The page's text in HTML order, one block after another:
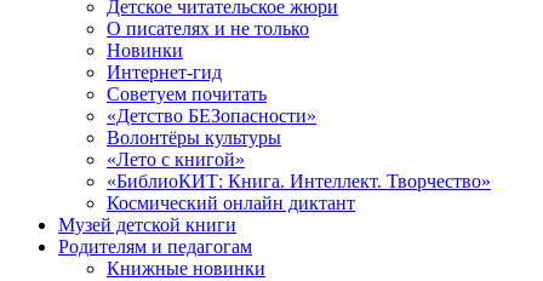
Детское читательское жюри
О писателях и не только
Новинки
Интернет-гид
Советуем почитать
«Детство БЕЗопасности»
Волонтёры культуры
«Лето с книгой»
«БиблиоКИТ: Книга. Интеллект. Творчество»
Космический онлайн диктант
Музей детской книги
Родителям и педагогам
Книжные новинки